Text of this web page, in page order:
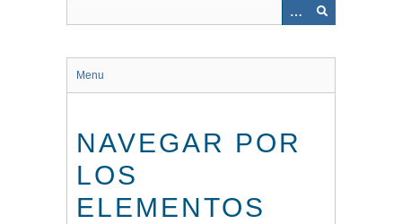
Menu
NAVEGAR POR
LOS
ELEMENTOS